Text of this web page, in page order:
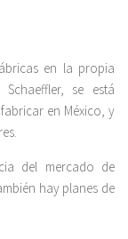
en la propia
se está
en México, y
del mercado de
hay planes de